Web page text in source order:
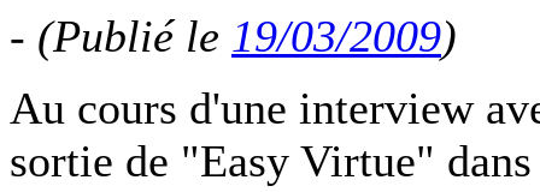
- (Publié le 19/03/2009)
Au cours d'une interview
sortie de "Easy Virtue"